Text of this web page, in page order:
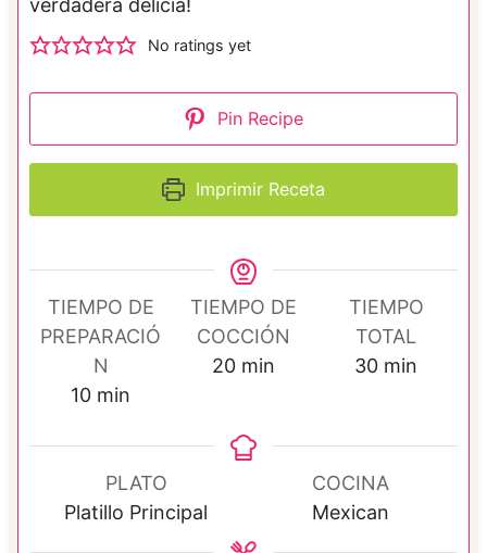
verdadera delicia!
No ratings yet
Pin Recipe
Imprimir Receta
TIEMPO DE
PREPARACIÓ
N
10m
n
t
min
TIEMPO DE
COCCIÓN
20m
u
s
min
TIEMPO
TOTAL
30m
u
t
o
min
PLATO
Platillo Principal
COCINA
Mexican